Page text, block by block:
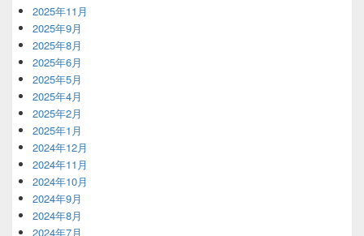
2025年11月
2025年9月
2025年8月
2025年6月
2025年5月
2025年4月
2025年2月
2025年1月
2024年12月
2024年11月
2024年10月
2024年9月
2024年8月
2024年7月